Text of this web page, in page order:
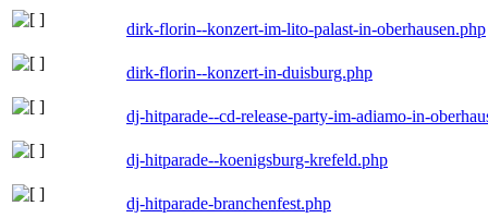
dirk-florin--konzert-im-lito-palast-in-oberhausen.php
dirk-florin--konzert-in-duisburg.php
dj-hitparade--cd-release-party-im-adiamo-in-
dj-hitparade--koenigsburg-krefeld.php
dj-hitparade-branchenfest.php